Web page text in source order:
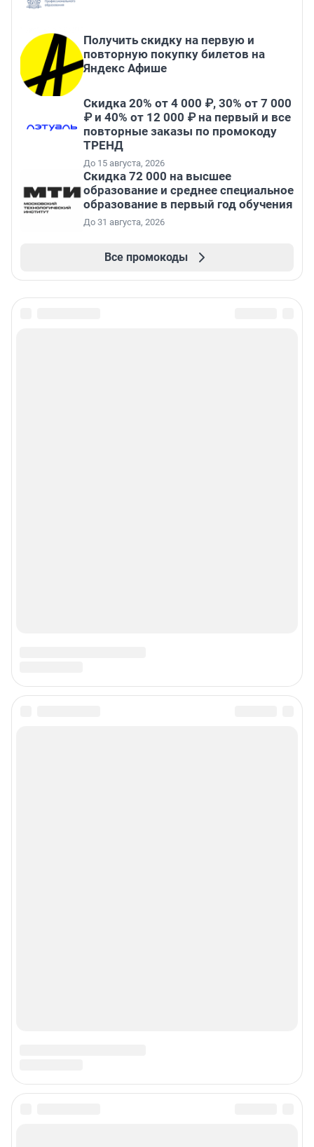
Получить скидку на первую и
повторную покупку билетов на
Яндекс Афише
Скидка 20% от 4 000 ₽, 30% от 7 000
₽ и 40% от 12 000 ₽ на первый и все
повторные заказы по промокоду
ТРЕНД
До 15 августа, 2026
Скидка 72 000 на высшее
образование и среднее специальное
образование в первый год обучения
До 31 августа, 2026
Все промокоды